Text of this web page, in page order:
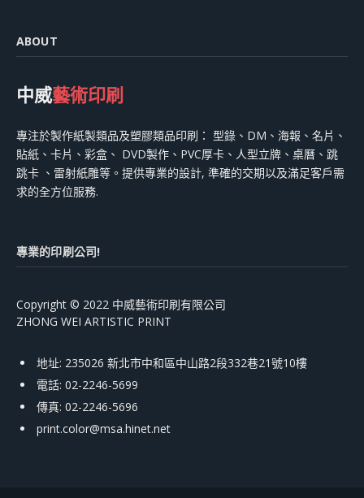
ABOUT
中威藝術印刷
專注於製作紙製類品及塑膠類品印刷： 型錄、DM、海報、名片、
貼紙、卡片、彩盒、 DVD製作、PVC厚卡、人型立牌、桌曆、跳
跳卡 、雷射紙雕等。提供專業的設計, 準確的交期以及滿足客戶需
求的全方位服務.
專業的印刷公司!
Copyright © 2022 中威藝術印刷有限公司
ZHONG WEI ARTISTIC PRINT
地址: 235026 新北市中和區中山路2段332巷21號10樓
電話: 02-2246-5699
傳真: 02-2246-5696
print.color@msa.hinet.net